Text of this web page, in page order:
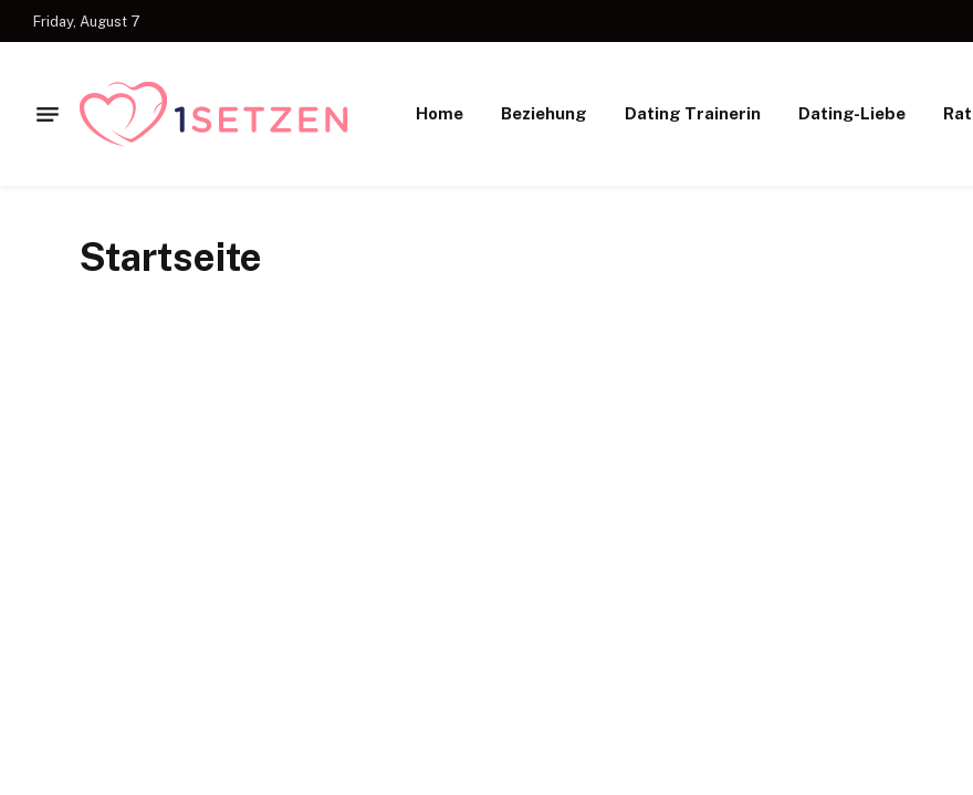
Friday, August 7
Home Beziehung Dating Trainerin Dating-Liebe
Startseite